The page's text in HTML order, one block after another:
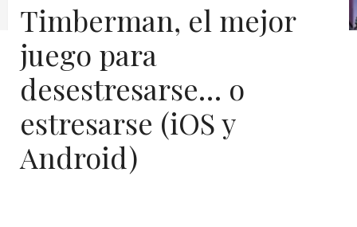
Timberman, el mejor
juego para
desestresarse… o
estresarse (iOS y
Android)